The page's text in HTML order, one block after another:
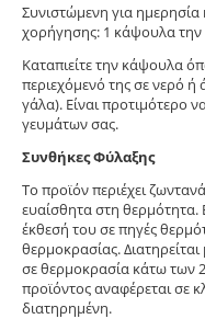
Συνιστώμενη για
χορήγησης: 1 κάψουλα
Καταπιείτε την κάψουλα
περιεχόμενό της σε νερό
γάλα). Είναι προτιμότερο
γευμάτων σας.
Συνθήκες Φύλαξης
Το προϊόν περιέχει
ευαίσθητα στη θερμότητα.
έκθεσή του σε πηγές
θερμοκρασίας.
σε θερμοκρασία κάτω των
προϊόντος αναφέρεται σε
διατηρημένη.